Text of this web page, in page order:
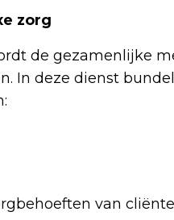
zorg
de gezamenlijke
In deze dienst
van